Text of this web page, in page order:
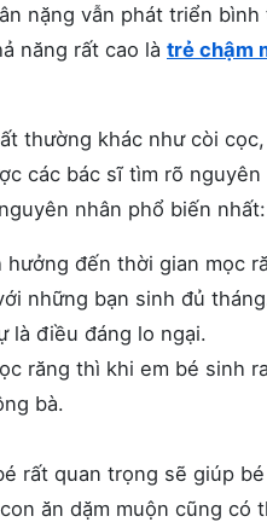
nặng vẫn phát triển
năng rất cao là trẻ chậm
thường khác như còi
các bác sĩ tìm rõ nguyên
nhân phổ biến nhất:
đến thời gian mọc
những bạn sinh đủ
là điều đáng lo ngại.
răng thì khi em bé sinh
bà.
rất quan trọng sẽ giúp
ăn dặm muộn cũng có